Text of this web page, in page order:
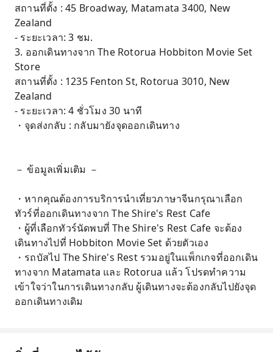
สถานที่ตั้ง : 45 Broadway, Matamata 3400, New
Zealand
- ระยะเวลา: 3 ชม.
3. ออกเดินทางจาก The Rotorua Hobbiton Movie Set
Store
สถานที่ตั้ง : 1235 Fenton St, Rotorua 3010, New
Zealand
- ระยะเวลา: 4 ชั่วโมง 30 นาที
・จุดส่งกลับ : กลับมายังจุดออกเดินทาง
－ ข้อมูลเพิ่มเติม －
・หากคุณต้องการบริการนำเที่ยวภาษาจีนกรุณาเลือก
ทัวร์ที่ออกเดินทางจาก The Shire's Rest Cafe
・ผู้ที่เลือกทัวร์นัดพบที่ The Shire's Rest Cafe จะต้อง
เดินทางไปที่ Hobbiton Movie Set ด้วยตัวเอง
・รถบัสไป The Shire's Rest รวมอยู่ในแพ็กเกจที่ออกเดิน
ทางจาก Matamata และ Rotorua แล้ว โปรดทำความ
เข้าใจว่าในการเดินทางกลับ ผู้เดินทางจะต้องกลับไปยังจุด
ออกเดินทางเดิม